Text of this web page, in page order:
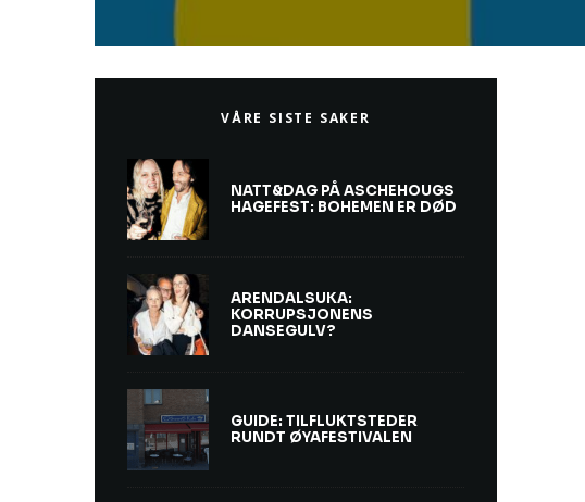
VÅRE SISTE SAKER
NATT&DAG PÅ ASCHEHOUGS
HAGEFEST: BOHEMEN ER DØD
ARENDALSUKA:
KORRUPSJONENS
DANSEGULV?
GUIDE: TILFLUKTSTEDER
RUNDT ØYAFESTIVALEN